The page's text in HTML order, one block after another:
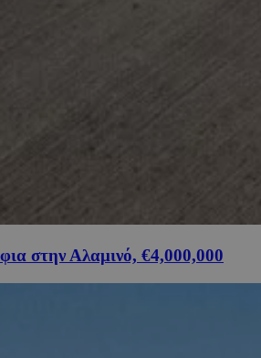
στην Αλαμινό, €4,000,000